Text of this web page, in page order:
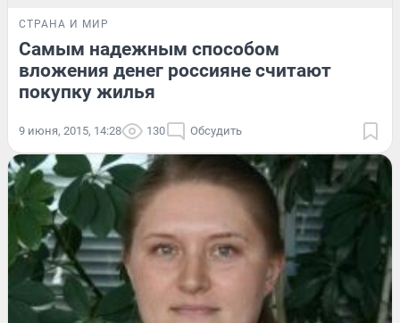
СТРАНА И МИР
Самым надежным способом
вложения денег россияне считают
покупку жилья
9 июня, 2015, 14:28 130 Обсудить